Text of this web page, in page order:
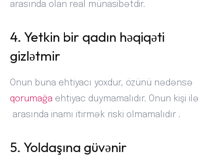
arasında olan real münasibətdir.
4. Yetkin bir qadın həqiqəti
gizlətmir
Onun buna ehtiyacı yoxdur, özünü nədənsə
qorumağa ehtiyac duymamalıdır. Onun kişi ilə
arasında inamı itirmək riski olmamalıdır .
5. Yoldaşına güvənir